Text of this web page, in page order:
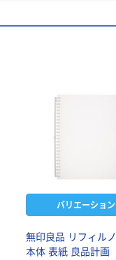
バリエーション
無印良品 リフィル
本体 表紙 良品計画